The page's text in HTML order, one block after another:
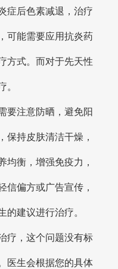
症后色素减退，治疗
可能需要应用抗炎药
方式。而对于先天性
。
要注意防晒，避免阳
保持皮肤清洁干燥，
均衡，增强免疫力，
信偏方或广告宣传，
的建议进行治疗。
疗，这个问题没有标
医生会根据您的具体